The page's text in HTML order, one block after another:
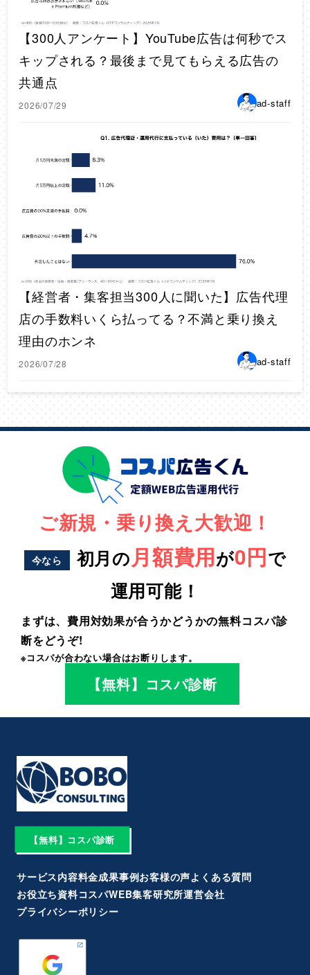
【300人アンケート】YouTube広告は何秒でス
キップされる？最後まで見てもらえる広告の
共通点
2026/07/29 ad-staff
【経営者・集客担当300人に聞いた】広告代理
店の手数料いくら払ってる？不満と乗り換え
理由のホンネ
2026/07/28 ad-staff
ご新規・乗り換え大歓迎！
今なら 初月の月額費用が0円で
運用可能！
まずは、費用対効果が合うかどうかの無料コスパ診
断をどうぞ!
※コスパが合わない場合はお断りします。
【無料】コスパ診断
【無料】コスパ診断
サービス内容料金成果事例お客様の声よくある質問
お役立ち資料コスパWEB集客研究所運営会社
プライバシーポリシー